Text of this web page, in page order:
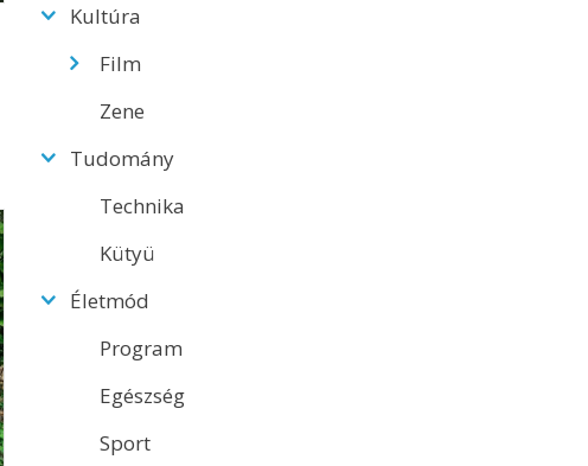
Kultúra
Film
Zene
Tudomány
Technika
Kütyü
Életmód
Program
Egészség
Sport